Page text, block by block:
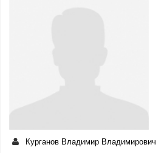
Курганов Владимир Владимирович